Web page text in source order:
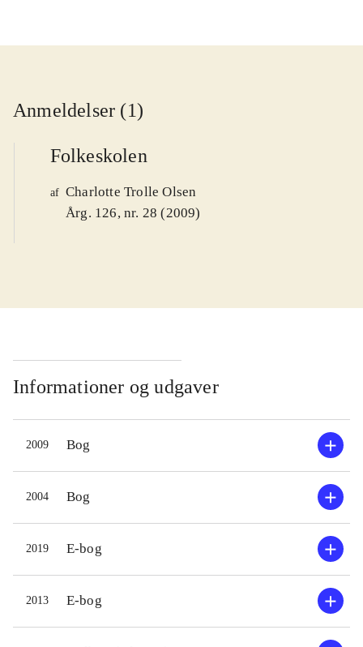
Anmeldelser (1)
Folkeskolen
af Charlotte Trolle Olsen
Årg. 126, nr. 28 (2009)
Informationer og udgaver
2009 Bog
2004 Bog
2019 E-bog
2013 E-bog